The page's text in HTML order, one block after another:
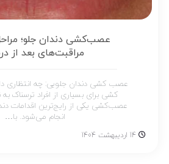
عصب‌کشی دندان جلو؛
مراقبت‌های بعد از
عصب‌ کشی دندان جلویی: چه انتظاری
کشی برای بسیاری از افراد ترسناک
عصب‌کشی یکی از رایج‌ترین اقدامات
انجام می‌شود. با…
14 اردیبهشت 1404